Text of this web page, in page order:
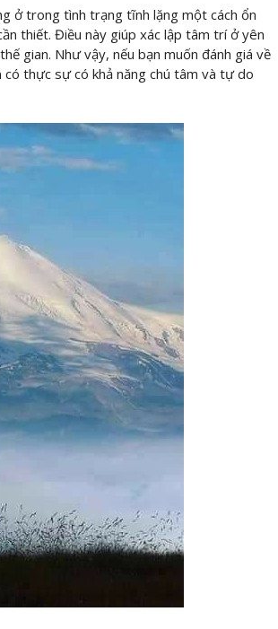
ở trong tình trạng tĩnh lặng một cách ổn
thiết. Điều này giúp xác lập tâm trí ở yên
gian. Như vậy, nếu bạn muốn đánh giá về
thực sự có khả năng chú tâm và tự do